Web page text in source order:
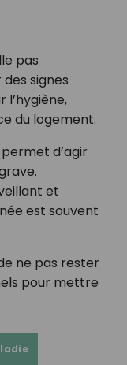
pas
signes
du logement.
d’agir
et
est souvent
ne pas rester
pour mettre